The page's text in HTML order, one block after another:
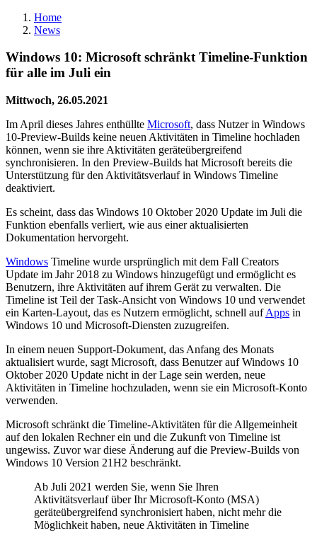
Home
News
Windows 10: Microsoft schränkt Timeline-Funktion
für alle im Juli ein
Mittwoch, 26.05.2021
Im April dieses Jahres enthüllte Microsoft, dass Nutzer in Windows
10-Preview-Builds keine neuen Aktivitäten in Timeline hochladen
können, wenn sie ihre Aktivitäten geräteübergreifend
synchronisieren. In den Preview-Builds hat Microsoft bereits die
Unterstützung für den Aktivitätsverlauf in Windows Timeline
deaktiviert.
Es scheint, dass das Windows 10 Oktober 2020 Update im Juli die
Funktion ebenfalls verliert, wie aus einer aktualisierten
Dokumentation hervorgeht.
Windows Timeline wurde ursprünglich mit dem Fall Creators
Update im Jahr 2018 zu Windows hinzugefügt und ermöglicht es
Benutzern, ihre Aktivitäten auf ihrem Gerät zu verwalten. Die
Timeline ist Teil der Task-Ansicht von Windows 10 und verwendet
ein Karten-Layout, das es Nutzern ermöglicht, schnell aufApps in
Windows 10 und Microsoft-Diensten zuzugreifen.
In einem neuen Support-Dokument, das Anfang des Monats
aktualisiert wurde, sagt Microsoft, dass Benutzer auf Windows 10
Oktober 2020 Update nicht in der Lage sein werden, neue
Aktivitäten in Timeline hochzuladen, wenn sie ein Microsoft-Konto
verwenden.
Microsoft schränkt die Timeline-Aktivitäten für die Allgemeinheit
auf den lokalen Rechner ein und die Zukunft von Timeline ist
ungewiss. Zuvor war diese Änderung auf die Preview-Builds von
Windows 10 Version 21H2 beschränkt.
Ab Juli 2021 werden Sie, wenn Sie Ihren
Aktivitätsverlauf über Ihr Microsoft-Konto (MSA)
geräteübergreifend synchronisiert haben, nicht mehr die
Möglichkeit haben, neue Aktivitäten in Timeline